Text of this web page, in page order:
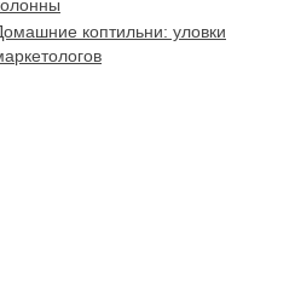
коптильни: уловки